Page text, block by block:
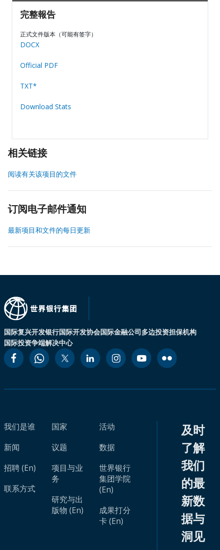
完整報告
正式文件版本（可能有签字）
DOCX
Official PDF
TXT*
Download Stats
相关链接
阅读有关该项目的文件
订阅电子邮件通知
最新项目和文件的每日更新
国际复兴开发银行国际开发协会国际金融公司多边投资担保机构
国际投资争端解决中心
我们是谁
新闻
招聘 (En)
联系方式
国家
议题
项目与业
务
研究与出
版物 (En)
活动
数据
世界银行
集团学院
(En)
成果打分
卡 (En)
及时
了解
我们
的最
新数
据与
洞见